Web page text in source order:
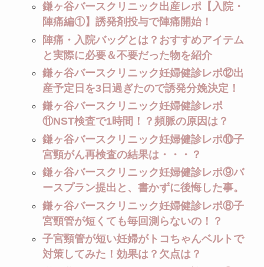
鎌ヶ谷バースクリニック出産レポ【入院・
陣痛編①】誘発剤投与で陣痛開始！
陣痛・入院バッグとは？おすすめアイテム
と実際に必要＆不要だった物を紹介
鎌ヶ谷バースクリニック妊婦健診レポ⑫出
産予定日を3日過ぎたので誘発分娩決定！
鎌ヶ谷バースクリニック妊婦健診レポ
⑪NST検査で1時間！？頻脈の原因は？
鎌ヶ谷バースクリニック妊婦健診レポ⑩子
宮頸がん再検査の結果は・・・？
鎌ヶ谷バースクリニック妊婦健診レポ⑨バ
ースプラン提出と、書かずに後悔した事。
鎌ヶ谷バースクリニック妊婦健診レポ⑧子
宮頸管が短くても毎回測らないの！？
子宮頸管が短い妊婦がトコちゃんベルトで
対策してみた！効果は？欠点は？